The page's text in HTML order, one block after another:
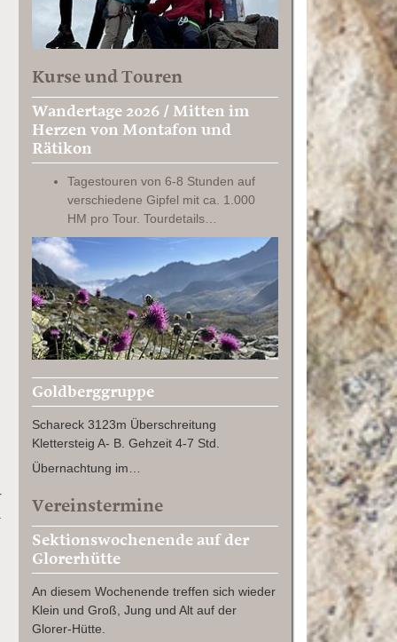
Kurse und Touren
Wandertage 2026 / Mitten im
Herzen von Montafon und
Rätikon
Tagestouren von 6-8 Stunden auf
verschiedene Gipfel mit ca. 1.000
HM pro Tour. Tourdetails…
Goldberggruppe
Schareck 3123m Überschreitung
Klettersteig A- B. Gehzeit 4-7 Std.
Übernachtung im…
Vereinstermine
Sektionswochenende auf der
Glorerhütte
An diesem Wochenende treffen sich wieder
Klein und Groß, Jung und Alt auf der
Glorer-Hütte.